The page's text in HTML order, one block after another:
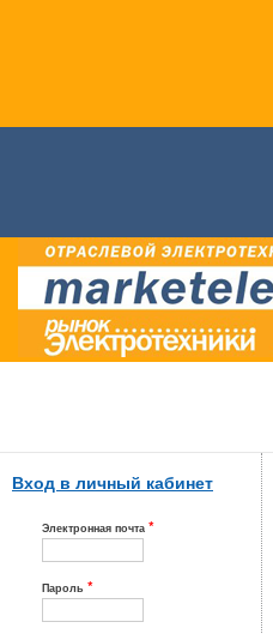
Вход в личный кабинет
Электронная почта *
Пароль *